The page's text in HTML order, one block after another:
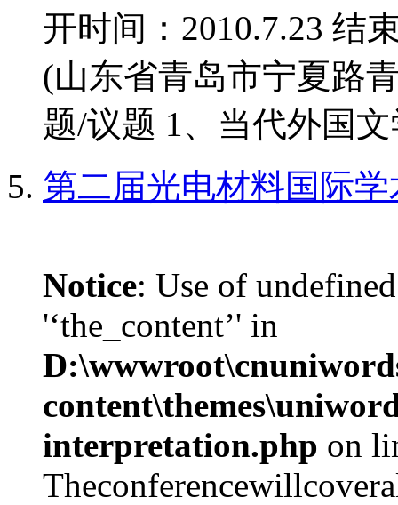
开时间：2010.7.23 结
(山东省青岛市宁夏路
题/议题 1、当代外国文
第二届光电材料国际
Notice: Use of
'‘the_content’' in
interpretation.php on